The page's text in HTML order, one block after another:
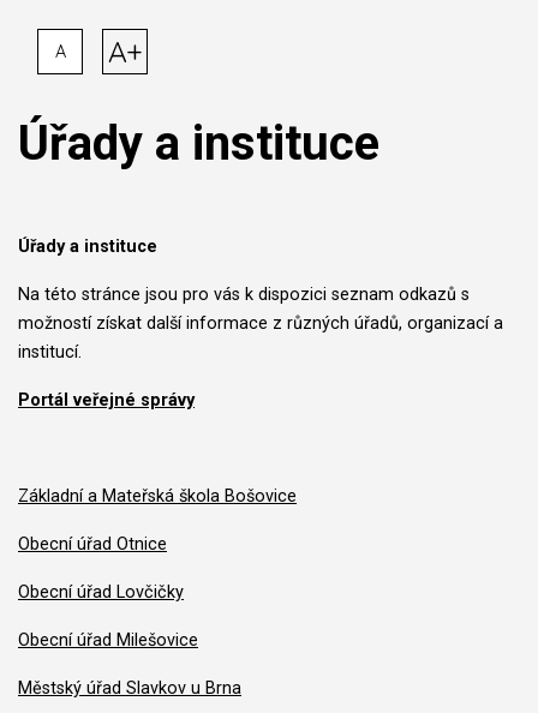
A A+
Úřady a instituce
Úřady a instituce
Na této stránce jsou pro vás k dispozici seznam odkazů s
možností získat další informace z různých úřadů, organizací a
institucí.
Portál veřejné správy
Základní a Mateřská škola Bošovice
Obecní úřad Otnice
Obecní úřad Lovčičky
Obecní úřad Milešovice
Městský úřad Slavkov u Brna